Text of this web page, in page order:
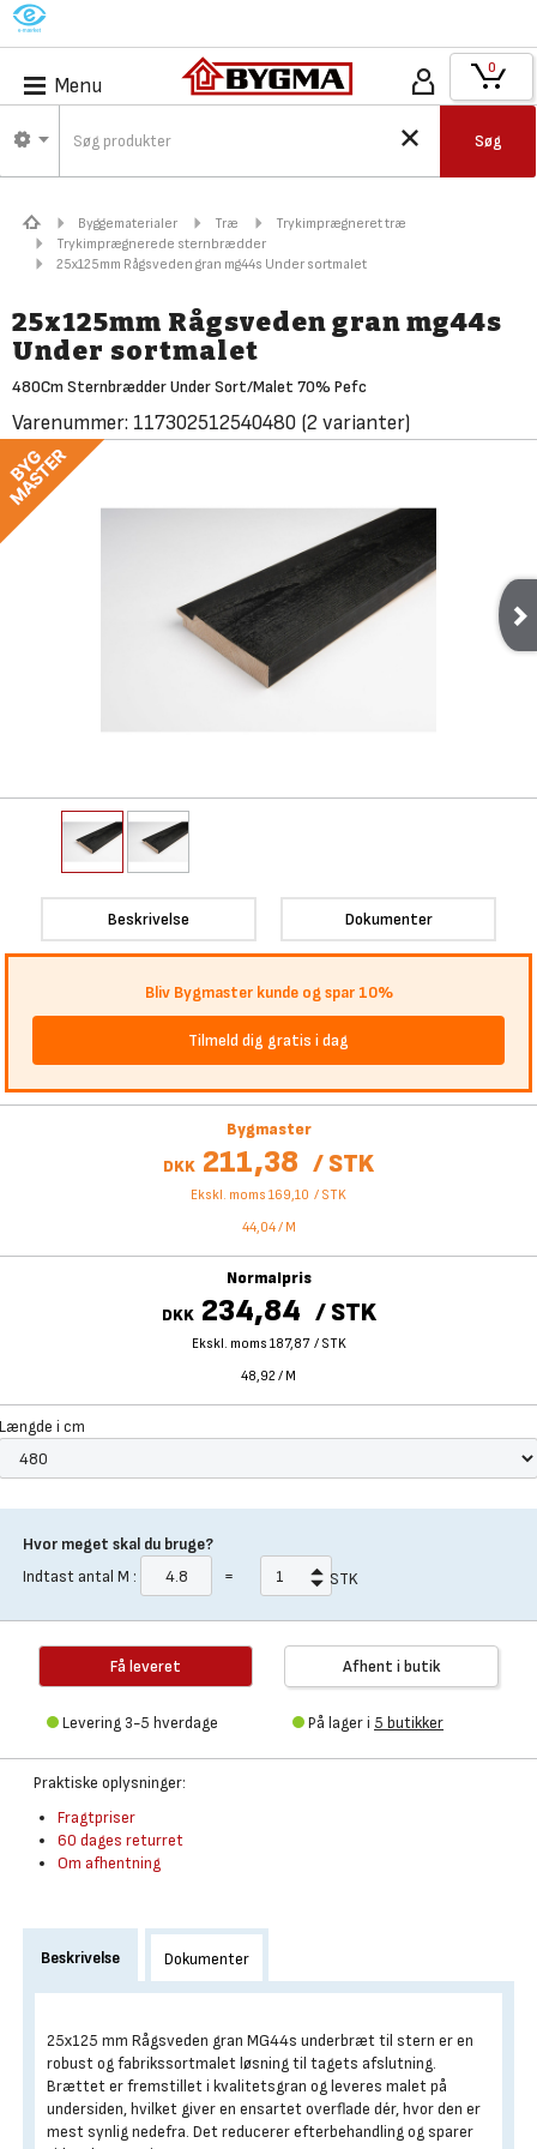
M
Menu
Søg
0
Byggematerialer Træ
Trykimprægneret træ
Trykimprægnerede sternbrædder
25x125mm Rågsveden gran mg44s Under sortmalet
25x125mm Rågsveden gran mg44s
Under sortmalet
480Cm Sternbrædder Under Sort/Malet 70% Pefc
Varenummer: 117302512540480 (2 varianter)
Beskrivelse Dokumenter
Bliv Bygmaster kunde og spar 10%
Tilmeld dig gratis i dag
Bygmaster
DKK 211,38 /STK
Ekskl. moms 169,10 / STK
44,04/ M
Normalpris
DKK 234,84 / STK
Ekskl. moms 187,87 / STK
48,92 / M
Længde i cm
Hvor meget skal du bruge?
Indtast antal M : = STK
Få leveret
Levering 3-5 hverdage
Afhent i butik
På lager i 5 butikker
Praktiske oplysninger:
Fragtpriser
60 dages returret
Om afhentning
Beskrivelse Dokumenter
25x125 mm Rågsveden gran MG44s underbræt til stern er en
robust og fabriks­sortmalet løsning til tagets afslutning.
Brættet er fremstillet i kvalitetsgran og leveres malet på
undersiden, hvilket giver en ensartet overflade dér, hvor den er
mest synlig nedefra. Det reducerer efterbehandling og sparer